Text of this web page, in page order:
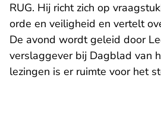
RUG. Hij richt zich op
orde en veiligheid en vertelt
De avond wordt geleid door
verslaggever bij Dagblad van
lezingen is er ruimte voor het